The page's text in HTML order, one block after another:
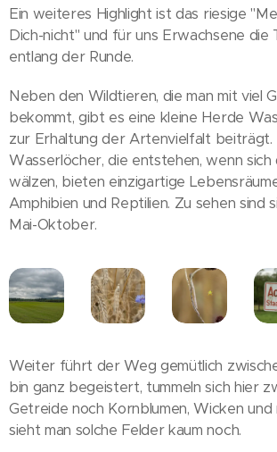
Ein weiteres Highlight ist das riesige
Dich-nicht" und für uns Erwachsene die
entlang der Runde.
Neben den Wildtieren, die man mit viel
bekommt, gibt es eine kleine Herde
zur Erhaltung der Artenvielfalt beiträgt.
Wasserlöcher, die entstehen, wenn sich
wälzen, bieten einzigartige
Amphibien und Reptilien. Zu sehen sind
Mai-Oktober.
Weiter führt der Weg gemütlich
bin ganz begeistert, tummeln sich hier
Getreide noch Kornblumen, Wicken und
sieht man solche Felder kaum noch.